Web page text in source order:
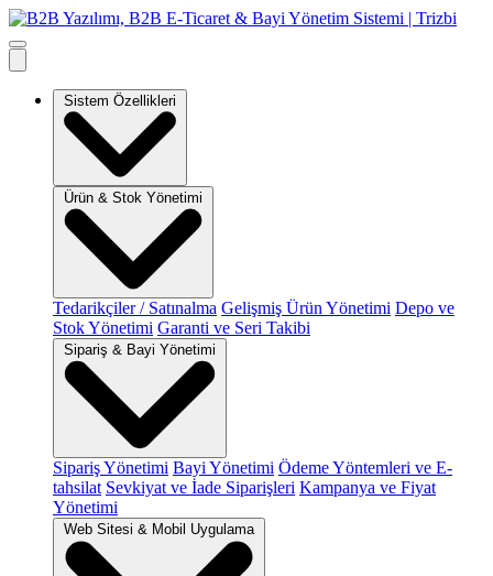
Sistem Özellikleri
Ürün & Stok Yönetimi
Tedarikçiler / Satınalma Gelişmiş Ürün Yönetimi Depo ve
Stok Yönetimi Garanti ve Seri Takibi
Sipariş & Bayi Yönetimi
Sipariş Yönetimi Bayi Yönetimi Ödeme Yöntemleri ve E-
tahsilat Sevkiyat ve İade Siparişleri Kampanya ve Fiyat
Yönetimi
Web Sitesi & Mobil Uygulama